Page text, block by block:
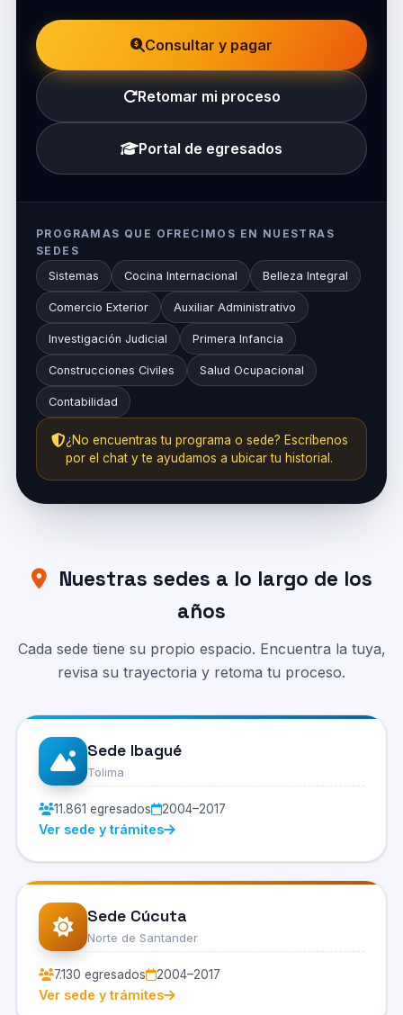
Consultar y pagar
Retomar mi proceso
Portal de egresados
PROGRAMAS QUE OFRECIMOS EN NUESTRAS
SEDES
Sistemas Cocina Internacional Belleza Integral
Comercio Exterior Auxiliar Administrativo
Investigación Judicial Primera Infancia
Construcciones Civiles Salud Ocupacional
Contabilidad
¿No encuentras tu programa o sede? Escríbenos
por el chat y te ayudamos a ubicar tu historial.
Nuestras sedes a lo largo de los
años
Cada sede tiene su propio espacio. Encuentra la tuya,
revisa su trayectoria y retoma tu proceso.
Sede Ibagué
Tolima
11.861 egresados 2004–2017
Ver sede y trámites
Sede Cúcuta
Norte de Santander
7.130 egresados 2004–2017
Ver sede y trámites